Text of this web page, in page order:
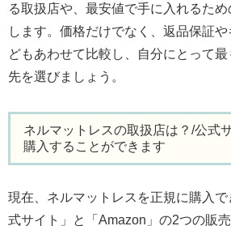
る取扱店や、最安値で手に入れるた
します。価格だけでなく、返品保証
どもあわせて比較し、自分にとって
先を選びましょう。
ネルマットレスの取扱店は？/公式
購入することができます
現在、ネルマットレスを正規に購入
式サイト」と「Amazon」の2つの販